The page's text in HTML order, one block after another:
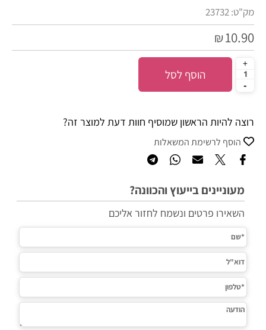
מק"ט:23732
₪10.90
הוסף לסל
רוצה להיות הראשון שמוסיף חוות דעת למוצר זה?
הוסף לרשימת המשאלות
מעוניינים בייעוץ והכוונה?
השאירו פרטים ונשמח לחזור אליכם